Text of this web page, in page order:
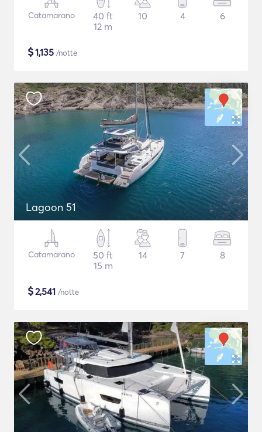
Catamarano
40 ft
12 m
10 4 6
$1,135 /notte
Lagoon 51
Catamarano
50 ft
15 m
14 7 8
$2,541 /notte